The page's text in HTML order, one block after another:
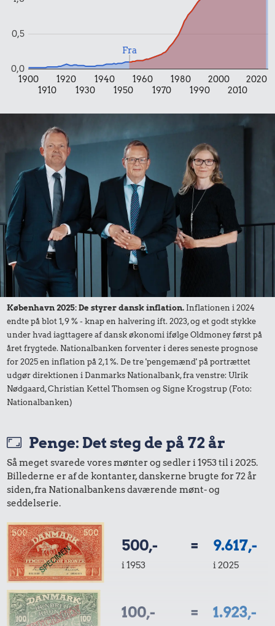
1900
1910
1920
1930
1940
1950
1960
1970
1980
1990
2000
2010
2020
0,0
0,5
Fra
København 2025: De styrer dansk inflation. Inflationen i 2024
endte på blot 1,9 % - knap en halvering ift. 2023, og et godt stykke
under hvad iagttagere af dansk økonomi ifølge Oldmoney først på
året frygtede. Nationalbanken forventer i deres seneste prognose
for 2025 en inflation på 2,1 %. De tre 'pengemænd' på portrættet
udgør direktionen i Danmarks Nationalbank, fra venstre: Ulrik
Nødgaard, Christian Kettel Thomsen og Signe Krogstrup (Foto:
Nationalbanken)
Penge: Det steg de på 72 år
Så meget svarede vores mønter og sedler i 1953 til i 2025.
Billederne er af de kontanter, danskerne brugte for 72 år
siden, fra Nationalbankens daværende mønt- og
seddelserie.
500,-
i 1953
= 9.617,-
i 2025
100,- = 1.923,-